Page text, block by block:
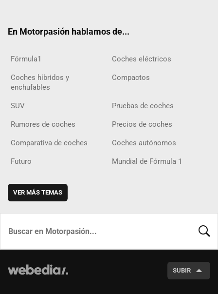
En Motorpasión hablamos de...
Fórmula1 Coches eléctricos
Coches híbridos y
enchufables
Compactos
SUV Pruebas de coches
Rumores de coches Precios de coches
Comparativa de coches Coches autónomos
Futuro Mundial de Fórmula 1
VER MÁS TEMAS
SUBIR